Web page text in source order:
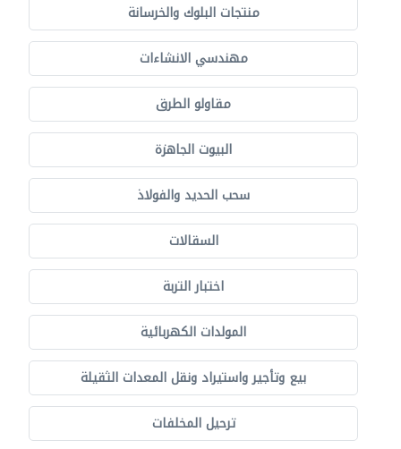
منتجات البلوك والخرسانة
مهندسي الانشاءات
مقاولو الطرق
البيوت الجاهزة
سحب الحديد والفولاذ
السقالات
اختبار التربة
المولدات الكهربائية
بيع وتأجير واستيراد ونقل المعدات الثقيلة
ترحيل المخلفات